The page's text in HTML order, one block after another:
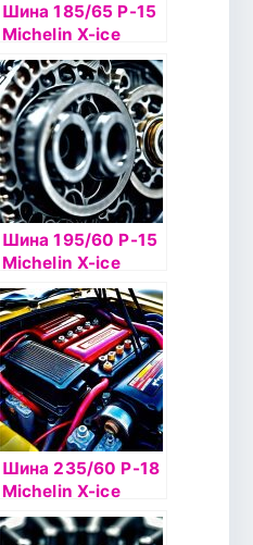
Шина 185/65 Р-15
Michelin X-ice
North 4 92Т TL
шип
Шина 195/60 Р-15
Michelin X-ice
North 4 92T б/к
шип
Шина 235/60 Р-18
Michelin X-ice
North 4 107T SUV